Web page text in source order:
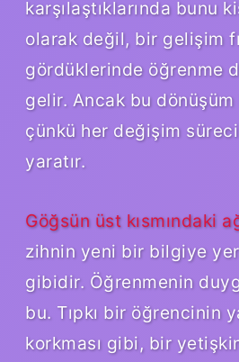
karşılaştıklarında bunu
olarak değil, bir gelişim
gördüklerinde öğrenme
gelir. Ancak bu
çünkü her değişim süreci
yaratır.
Göğsün üst kısmındaki
zihnin yeni bir bilgiye yer
gibidir. Öğrenmenin
bu. Tıpkı bir öğrencinin
korkması gibi, bir